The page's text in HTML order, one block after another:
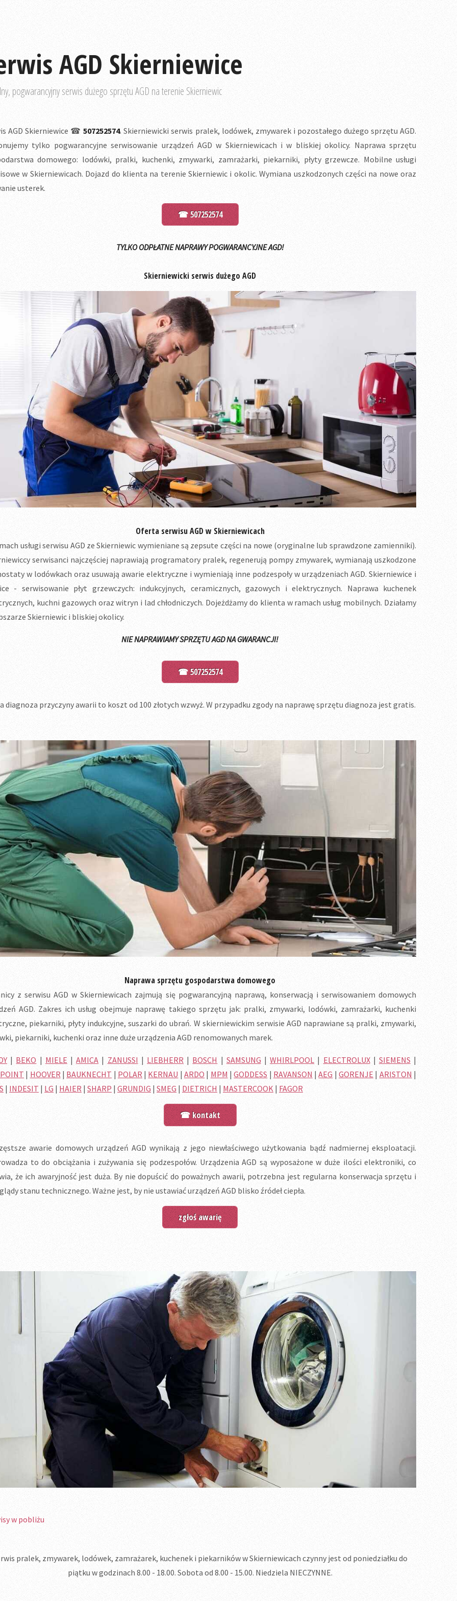
AGD Skierniewice
pogwarancyjny serwis dużego sprzętu AGD na terenie Skierniewic
AGD Skierniewice ☎507252574. Skierniewicki serwis pralek, lodówek, zmywarek i pozostałego dużego sprzętu AGD.
tylko pogwarancyjne serwisowanie urządzeń AGD w Skierniewicach i w bliskiej okolicy. Naprawa sprzętu
domowego: lodówki, pralki, kuchenki, zmywarki, zamrażarki, piekarniki, płyty grzewcze. Mobilne usługi
w Skierniewicach. Dojazd do klienta na terenie Skierniewic i okolic. Wymiana uszkodzonych części na nowe oraz
usterek.
☎ 507252574
TYLKO ODPŁATNE NAPRAWY POGWARANCYJNE AGD!
Skierniewicki serwis dużego AGD
Oferta serwisu AGD w Skierniewicach
usługi serwisu AGD ze Skierniewic wymieniane są zepsute części na nowe (oryginalne lub sprawdzone zamienniki).
serwisanci najczęściej naprawiają programatory pralek, regenerują pompy zmywarek, wymianają uszkodzone
w lodówkach oraz usuwają awarie elektryczne i wymieniają inne podzespoły w urządzeniach AGD. Skierniewice i
- serwisowanie płyt grzewczych: indukcyjnych, ceramicznych, gazowych i elektrycznych. Naprawa kuchenek
kuchni gazowych oraz witryn i lad chłodniczych. Dojeżdżamy do klienta w ramach usług mobilnych. Działamy
Skierniewic i bliskiej okolicy.
NIE NAPRAWIAMY SPRZĘTU AGD NA GWARANCJI!
☎ 507252574
diagnoza przyczyny awarii to koszt od 100 złotych wzwyż. W przypadku zgody na naprawę sprzętu diagnoza jest gratis.
Naprawa sprzętu gospodarstwa domowego
z serwisu AGD w Skierniewicach zajmują się pogwarancyjną naprawą, konserwacją i serwisowaniem domowych
AGD. Zakres ich usług obejmuje naprawę takiego sprzętu jak: pralki, zmywarki, lodówki, zamrażarki, kuchenki
piekarniki, płyty indukcyjne, suszarki do ubrań. W skierniewickim serwisie AGD naprawiane są pralki, zmywarki,
piekarniki, kuchenki oraz inne duże urządzenia AGD renomowanych marek.
| BEKO | MIELE |AMICA | ZANUSSI | LIEBHERR | BOSCH | SAMSUNG |WHIRLPOOL | ELECTROLUX| SIEMENS |
| HOOVER | BAUKNECHT | POLAR | KERNAU |ARDO | MPM |GODDESS | RAVANSON |AEG |GORENJE | ARISTON |
| INDESIT | LG | HAIER | SHARP | GRUNDIG | SMEG | DIETRICH | MASTERCOOK | FAGOR
☎ kontakt
awarie domowych urządzeń AGD wynikają z jego niewłaściwego użytkowania bądź nadmiernej eksploatacji.
to do obciążania i zużywania się podzespołów. Urządzenia AGD są wyposażone w duże ilości elektroniki, co
że ich awaryjność jest duża. By nie dopuścić do poważnych awarii, potrzebna jest regularna konserwacja sprzętu i
stanu technicznego. Ważne jest, by nie ustawiać urządzeń AGD blisko źródeł ciepła.
zgłoś awarię
w pobliżu
pralek, zmywarek, lodówek, zamrażarek, kuchenek i piekarników w Skierniewicach czynny jest od poniedziałku do
piątku w godzinach 8.00 - 18.00. Sobota od 8.00 - 15.00. Niedziela NIECZYNNE.